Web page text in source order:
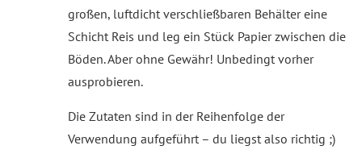
großen, luftdicht verschließbaren Behälter eine
Schicht Reis und leg ein Stück Papier zwischen die
Böden. Aber ohne Gewähr! Unbedingt vorher
ausprobieren.
Die Zutaten sind in der Reihenfolge der
Verwendung aufgeführt – du liegst also richtig ;)